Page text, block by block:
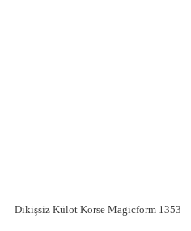
Dikişsiz Külot Korse Magicform 1353